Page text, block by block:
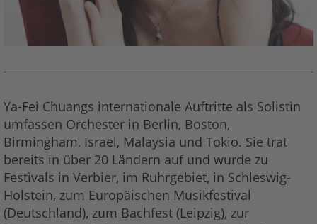
Ya-Fei Chuangs internationale Auftritte als Solistin
umfassen Orchester in Berlin, Boston,
Birmingham, Israel, Malaysia und Tokio. Sie trat
bereits in über 20 Ländern auf und wurde zu
Festivals in Verbier, im Ruhrgebiet, in Schleswig-
Holstein, zum Europäischen Musikfestival
(Deutschland), zum Bachfest (Leipzig), zur